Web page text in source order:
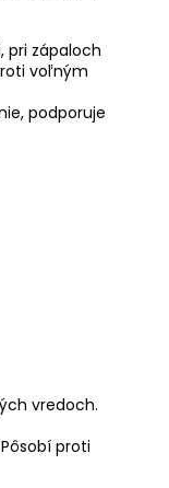
pri zápaloch
voľným
podporuje
vredoch.
proti